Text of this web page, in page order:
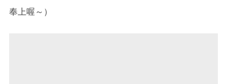
奉上喔～）